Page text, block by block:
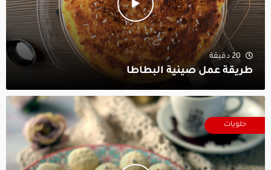
20 دقيقة
طريقة عمل صينية البطاطا
حلويات